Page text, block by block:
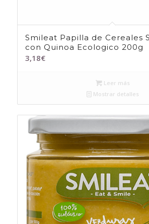
Smileat Papilla de Cereales
con Quinoa Ecologico 200g
3,18€
Leer más
Mostrar detalles